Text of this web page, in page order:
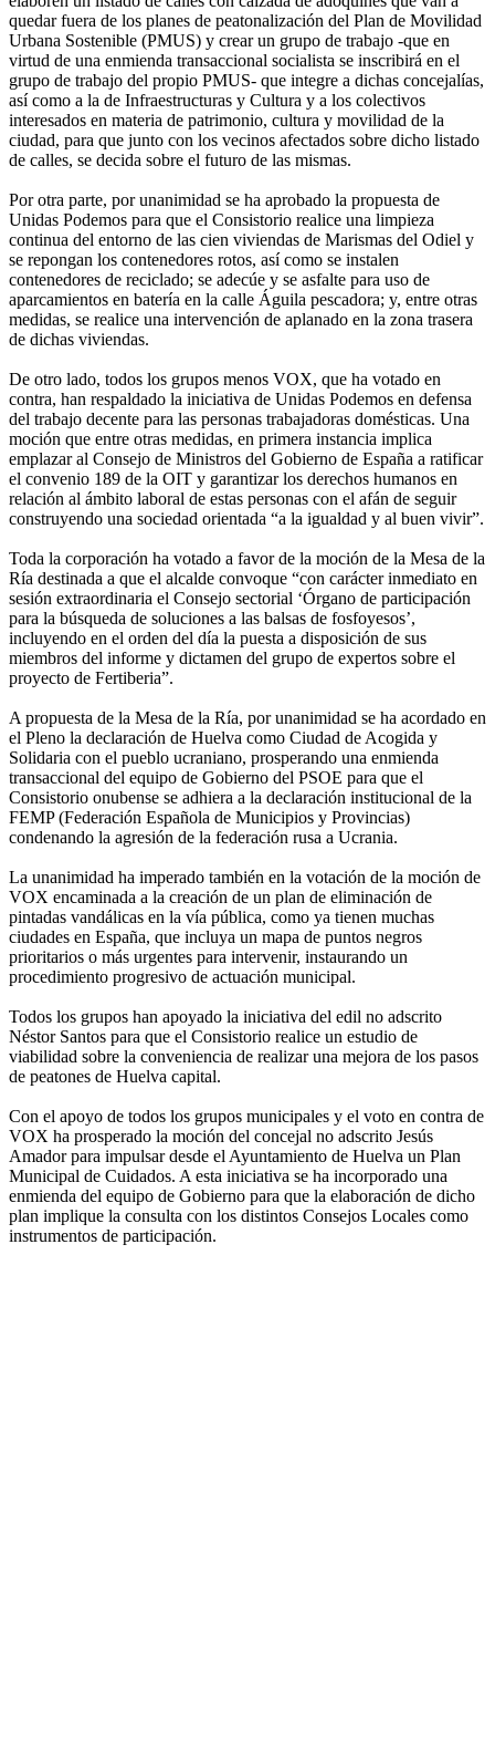
quedar fuera de los planes de peatonalización del Plan de Movilidad
Urbana Sostenible (PMUS) y crear un grupo de trabajo -que en
virtud de una enmienda transaccional socialista se inscribirá en el
grupo de trabajo del propio PMUS- que integre a dichas concejalías,
así como a la de Infraestructuras y Cultura y a los colectivos
interesados en materia de patrimonio, cultura y movilidad de la
ciudad, para que junto con los vecinos afectados sobre dicho listado
de calles, se decida sobre el futuro de las mismas.
Por otra parte, por unanimidad se ha aprobado la propuesta de
Unidas Podemos para que el Consistorio realice una limpieza
continua del entorno de las cien viviendas de Marismas del Odiel y
se repongan los contenedores rotos, así como se instalen
contenedores de reciclado; se adecúe y se asfalte para uso de
aparcamientos en batería en la calle Águila pescadora; y, entre otras
medidas, se realice una intervención de aplanado en la zona trasera
de dichas viviendas.
De otro lado, todos los grupos menos VOX, que ha votado en
contra, han respaldado la iniciativa de Unidas Podemos en defensa
del trabajo decente para las personas trabajadoras domésticas. Una
moción que entre otras medidas, en primera instancia implica
emplazar al Consejo de Ministros del Gobierno de España a ratificar
el convenio 189 de la OIT y garantizar los derechos humanos en
relación al ámbito laboral de estas personas con el afán de seguir
construyendo una sociedad orientada “a la igualdad y al buen vivir”.
Toda la corporación ha votado a favor de la moción de la Mesa de la
Ría destinada a que el alcalde convoque “con carácter inmediato en
sesión extraordinaria el Consejo sectorial ‘Órgano de participación
para la búsqueda de soluciones a las balsas de fosfoyesos’,
incluyendo en el orden del día la puesta a disposición de sus
miembros del informe y dictamen del grupo de expertos sobre el
proyecto de Fertiberia”.
A propuesta de la Mesa de la Ría, por unanimidad se ha acordado en
el Pleno la declaración de Huelva como Ciudad de Acogida y
Solidaria con el pueblo ucraniano, prosperando una enmienda
transaccional del equipo de Gobierno del PSOE para que el
Consistorio onubense se adhiera a la declaración institucional de la
FEMP (Federación Española de Municipios y Provincias)
condenando la agresión de la federación rusa a Ucrania.
La unanimidad ha imperado también en la votación de la moción de
VOX encaminada a la creación de un plan de eliminación de
pintadas vandálicas en la vía pública, como ya tienen muchas
ciudades en España, que incluya un mapa de puntos negros
prioritarios o más urgentes para intervenir, instaurando un
procedimiento progresivo de actuación municipal.
Todos los grupos han apoyado la iniciativa del edil no adscrito
Néstor Santos para que el Consistorio realice un estudio de
viabilidad sobre la conveniencia de realizar una mejora de los pasos
de peatones de Huelva capital.
Con el apoyo de todos los grupos municipales y el voto en contra de
VOX ha prosperado la moción del concejal no adscrito Jesús
Amador para impulsar desde el Ayuntamiento de Huelva un Plan
Municipal de Cuidados. A esta iniciativa se ha incorporado una
enmienda del equipo de Gobierno para que la elaboración de dicho
plan implique la consulta con los distintos Consejos Locales como
instrumentos de participación.